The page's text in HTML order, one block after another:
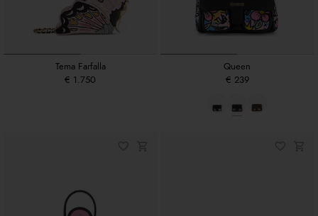
Tema Farfalla
€ 1.750
Queen
€ 239